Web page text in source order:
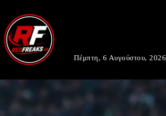
Πέμπτη, 6 Αυγούστου, 2026